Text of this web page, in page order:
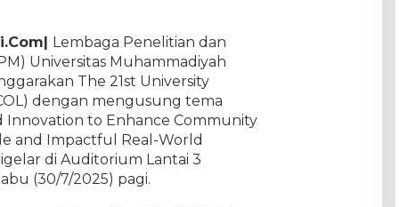
Lembaga Penelitian dan
Universitas Muhammadiyah
The 21st University
dengan mengusung tema
Innovation to Enhance Community
and Impactful Real-World
di Auditorium Lantai 3
(30/7/2025) pagi.